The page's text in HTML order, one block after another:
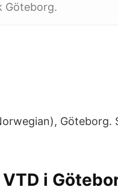
Göteborg.
Göteborg.
i